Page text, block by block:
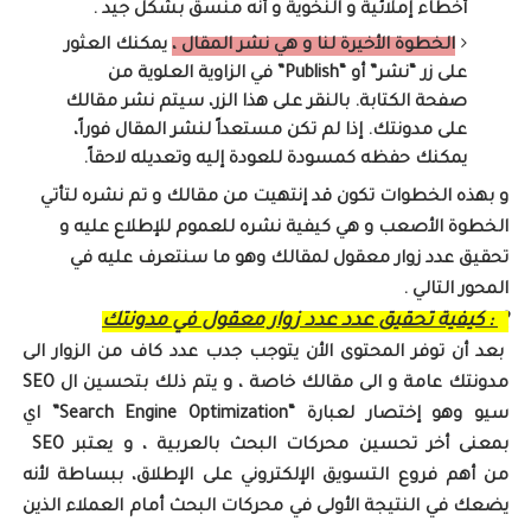
أخطاء إملائية و النخوية و أنه منسق بشكل جيد .
الخطوة الأخيرة لنا و هي نشر المقال ، يمكنك العثور
على زر “نشر” أو “Publish” في الزاوية العلوية من
صفحة الكتابة. بالنقر على هذا الزر، سيتم نشر مقالك
على مدونتك. إذا لم تكن مستعداً لنشر المقال فوراً،
يمكنك حفظه كمسودة للعودة إليه وتعديله لاحقاً.
و بهذه الخطوات تكون قد إنتهيت من مقالك و تم نشره لتأتي
الخطوة الأصعب و هي كيفية نشره للعموم للإطلاع عليه و
تحقيق عدد زوار معقول لمقالك وهو ما سنتعرف عليه في
المحور التالي .
2 : كيفية تحقيق عدد عدد زوار معقول في مدونتك
بعد أن توفر المحتوى الأن يتوجب جدب عدد كاف من الزوار الى
مدونتك عامة و الى مقالك خاصة ، و يتم ذلك بتحسين ال SEO
سيو وهو إختصار لعبارة
“Search Engine Optimization” اي
بمعنى أخر تحسين محركات البحث بالعربية ، و يعتبر SEO
منأهم فروع التسويق الإلكتروني على الإطلاق، ببساطة لأنه
يضعك في النتيجة الأولى في محركات البحث أمام العملاء الذين